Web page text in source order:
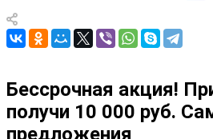
Бессрочная акция!
получи 10 000 руб.
предложения